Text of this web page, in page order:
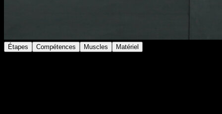
Étapes Compétences Muscles Matériel